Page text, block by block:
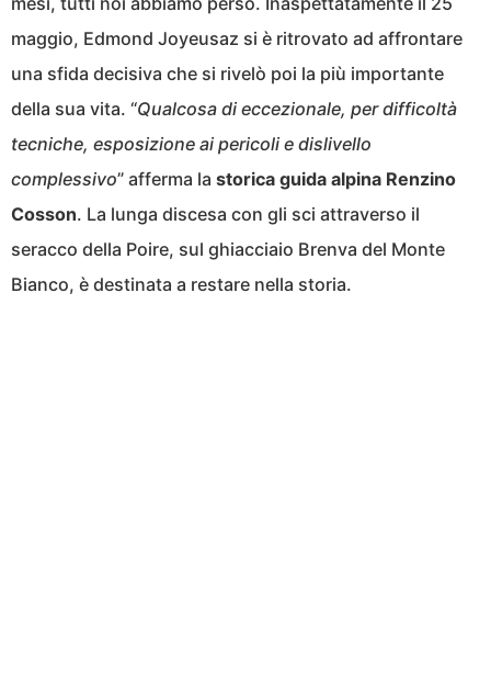
maggio, Edmond Joyeusaz si è ritrovato ad affrontare
una sfida decisiva che si rivelò poi la più importante
della sua vita. “Qualcosa di eccezionale, per difficoltà
tecniche, esposizione ai pericoli e dislivello
complessivo” afferma la storica guida alpina Renzino
Cosson. La lunga discesa con gli sci attraverso il
seracco della Poire, sul ghiacciaio Brenva del Monte
Bianco, è destinata a restare nella storia.